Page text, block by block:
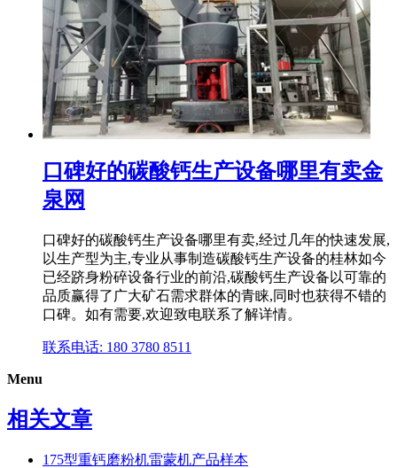
口碑好的碳酸钙生产设备哪里有卖金
泉网
口碑好的碳酸钙生产设备哪里有卖,经过几年的快速发展,
以生产型为主,专业从事制造碳酸钙生产设备的桂林如今
已经跻身粉碎设备行业的前沿,碳酸钙生产设备以可靠的
品质赢得了广大矿石需求群体的青睐,同时也获得不错的
口碑。如有需要,欢迎致电联系了解详情。
联系电话: 180 3780 8511
Menu
相关文章
175型重钙磨粉机雷蒙机产品样本